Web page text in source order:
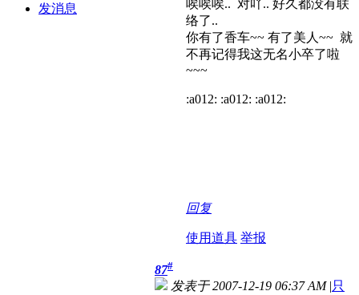
发消息
唉唉唉.. 对吖.. 好久都没有联
络了..
你有了香车~~ 有了美人~~ 就
不再记得我这无名小卒了啦
~~~
:a012: :a012: :a012:
回复
使用道具 举报
87#
发表于 2007-12-19 06:37 AM |只